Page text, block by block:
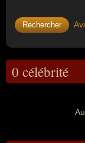
0 célébrité